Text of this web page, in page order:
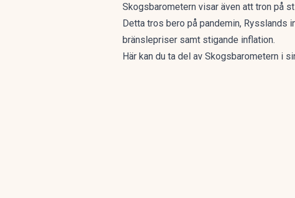
Skogsbarometern visar även att tron på
Detta tros bero på pandemin, Rysslands
bränslepriser samt stigande inflation.
Här kan du ta del av Skogsbarometern i